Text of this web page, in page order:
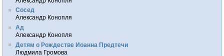
Сосед
Александр Конопля
Ад
Александр Конопля
Детям о Рождестве Иоанна Предтечи
Людмила Громова